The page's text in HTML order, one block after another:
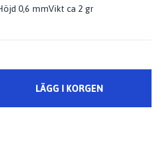
0,6 mmVikt ca 2 gr
LÄGG I KORGEN